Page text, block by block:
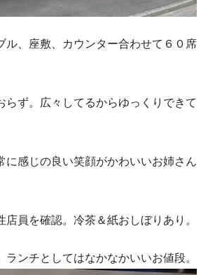
ル、座敷、カウンター合わせて６０席
らず。広々してるからゆっくりできて
に感じの良い笑顔がかわいいお姉さん
店員を確認。冷茶＆紙おしぼりあり。
ランチとしてはなかなかいいお値段。